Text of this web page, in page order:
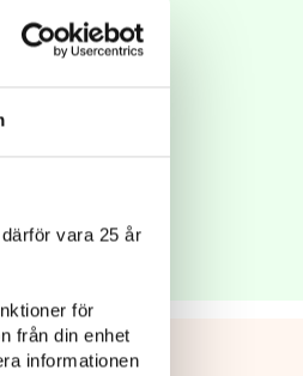
vara 25 år
för
från din enhet
informationen